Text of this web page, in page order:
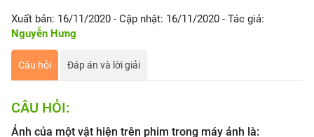
Xuất bản: 16/11/2020 - Cập nhật: 16/11/2020 - Tác giả:
Nguyễn Hưng
Câu hỏi Đáp án và lời giải
CÂU HỎI:
Ảnh của một vật hiện trên phim trong máy ảnh là: